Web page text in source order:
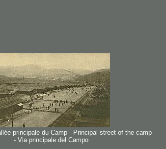
principale du Camp - Principal street of the camp
- Via principale del Campo